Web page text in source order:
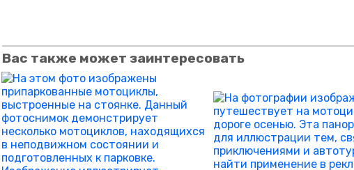
Вас также может заинтересовать